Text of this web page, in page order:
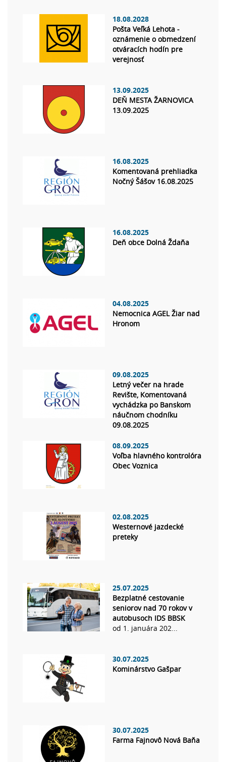
18.08.2028
Pošta Veľká Lehota -
oznámenie o obmedzení
otváracích hodín pre
verejnosť
13.09.2025
DEŇ MESTA ŽARNOVICA
13.09.2025
16.08.2025
Komentovaná prehliadka
Nočný Šášov 16.08.2025
16.08.2025
Deň obce Dolná Ždaňa
04.08.2025
Nemocnica AGEL Žiar nad
Hronom
09.08.2025
Letný večer na hrade
Revište, Komentovaná
vychádzka po Banskom
náučnom chodníku
09.08.2025
08.09.2025
Voľba hlavného kontrolóra
Obec Voznica
02.08.2025
Westernové jazdecké
preteky
25.07.2025
Bezplatné cestovanie
seniorov nad 70 rokov v
autobusoch IDS BBSK
od 1. januára 202...
30.07.2025
Kominárstvo Gašpar
30.07.2025
Farma Fajnovô Nová Baňa